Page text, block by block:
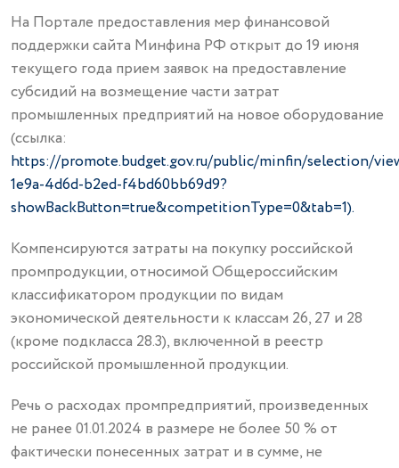
На Портале предоставления мер финансовой
поддержки сайта Минфина РФ открыт до 19 июня
текущего года прием заявок на предоставление
субсидий на возмещение части затрат
промышленных предприятий на новое оборудование
(ссылка:
https://promote.budget.gov.ru/public/minfin/selection/
1e9a-4d6d-b2ed-f4bd60bb69d9?
showBackButton=true&competitionType=0&tab=1).
Компенсируются затраты на покупку российской
промпродукции, относимой Общероссийским
классификатором продукции по видам
экономической деятельности к классам 26, 27 и 28
(кроме подкласса 28.3), включенной в реестр
российской промышленной продукции.
Речь о расходах промпредприятий, произведенных
не ранее 01.01.2024 в размере не более 50 % от
фактически понесенных затрат и в сумме, не